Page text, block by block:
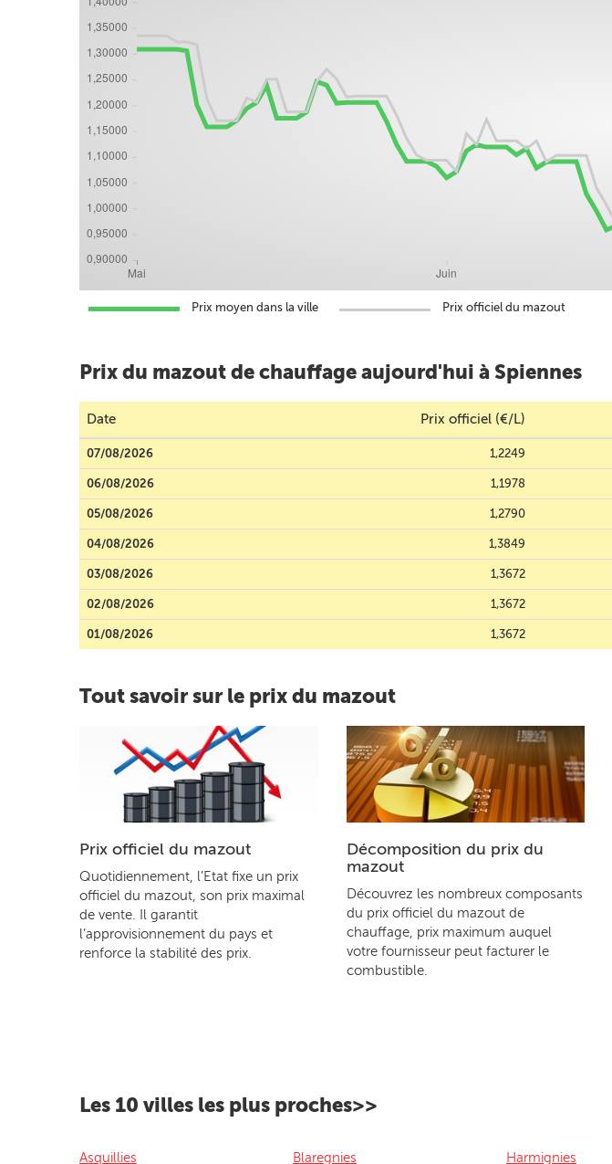
Prix moyen dans la ville Prix officiel du mazout
Prix du mazout de chauffage aujourd'hui à Spiennes
Date Prix officiel (€/L)
07/08/2026 1,2249
06/08/2026 1,1978
05/08/2026 1,2790
04/08/2026 1,3849
03/08/2026 1,3672
02/08/2026 1,3672
01/08/2026 1,3672
Tout savoir sur le prix du mazout
Prix officiel du mazout
Quotidiennement, l’Etat fixe un prix
officiel du mazout, son prix maximal
de vente. Il garantit
l’approvisionnement du pays et
renforce la stabilité des prix.
Décomposition du prix du
mazout
Découvrez les nombreux composants
du prix officiel du mazout de
chauffage, prix maximum auquel
votre fournisseur peut facturer le
combustible.
Les 10 villes les plus proches>>
Asquillies Blaregnies Harmignies